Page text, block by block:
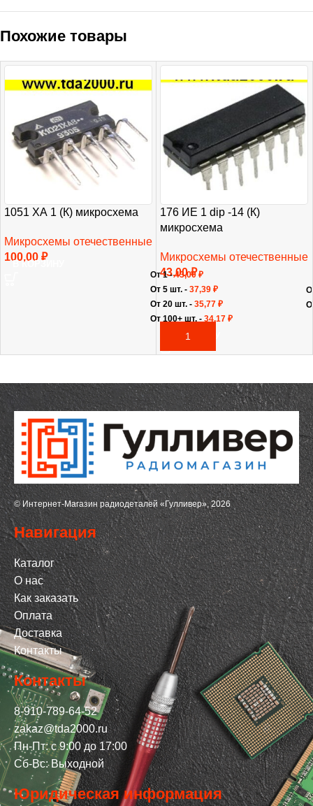
Похожие товары
1051 ХА 1 (К) микросхема
Микросхемы отечественные
100,00 ₽
В КОРЗИНУ
176 ИЕ 1 dip -14 (К)
микросхема
Микросхемы отечественные
43,00₽
В КОРЗИНУ
От 1 -43,00₽
От 5 шт. - 37,39 ₽
От 20 шт. - 35,77 ₽
От 100+ шт. - 34,17 ₽
© Интернет-Магазин радиодеталей «Гулливер», 2026
Навигация
Каталог
О нас
Как заказать
Оплата
Доставка
Контакты
Контакты
8-910-789-64-52
zakaz@tda2000.ru
Пн-Пт: с 9:00 до 17:00
Сб-Вс: Выходной
Юридическая информация